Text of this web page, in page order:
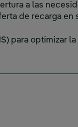
a las
de recarga en
para optimizar